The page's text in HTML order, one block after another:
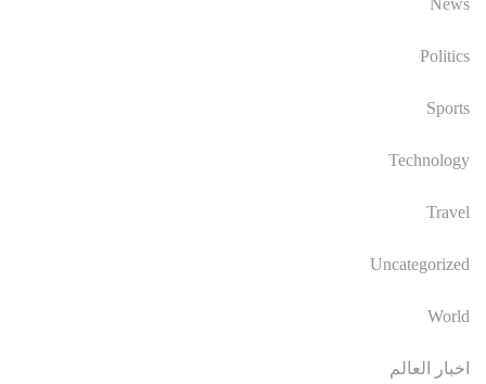
News
Politics
Sports
Technology
Travel
Uncategorized
World
اخبار العالم